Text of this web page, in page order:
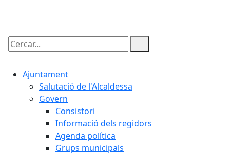
Cercar:
Ajuntament
Salutació de l'Alcaldessa
Govern
Consistori
Informació dels regidors
Agenda política
Grups municipals